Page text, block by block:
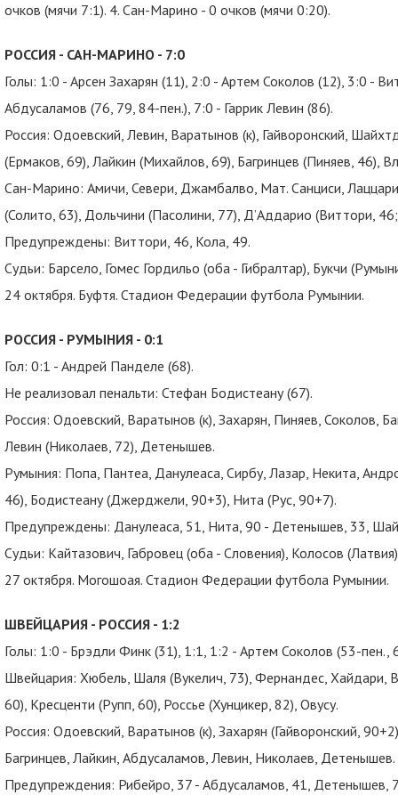
очков (мячи 7:1). 4. Сан-Марино - 0 очков (мячи 0:20).
РОССИЯ - САН-МАРИНО - 7:0
Голы: 1:0 - Арсен Захарян (11), 2:0 - Артем Соколов (12), 3:0 -
Абдусаламов (76, 79, 84-пен.), 7:0 - Гаррик Левин (86).
Россия: Одоевский, Левин, Варатынов (к), Гайворонский,
(Ермаков, 69), Лайкин (Михайлов, 69), Багринцев (Пиняев, 46),
Сан-Марино: Амичи, Севери, Джамбалво, Мат. Санциси,
(Солито, 63), Дольчини (Пасолини, 77), Д’Аддарио (Виттори,
Предупреждены: Виттори, 46, Кола, 49.
Судьи: Барсело, Гомес Гордильо (оба - Гибралтар), Букчи
24 октября. Буфтя. Стадион Федерации футбола Румынии.
РОССИЯ - РУМЫНИЯ - 0:1
Гол: 0:1 - Андрей Панделе (68).
Не реализовал пенальти: Стефан Бодистеану (67).
Россия: Одоевский, Варатынов (к), Захарян, Пиняев, Соколов,
Левин (Николаев, 72), Детенышев.
Румыния: Попа, Пантеа, Данулеаса, Сирбу, Лазар, Некита,
46), Бодистеану (Джерджели, 90+3), Нита (Рус, 90+7).
Предупреждены: Данулеаса, 51, Нита, 90 - Детенышев, 33,
Судьи: Кайтазович, Габровец (оба - Словения), Колосов
27 октября. Могошоая. Стадион Федерации футбола Румынии.
ШВЕЙЦАРИЯ - РОССИЯ - 1:2
Голы: 1:0 - Брэдли Финк (31), 1:1, 1:2 - Артем Соколов (53-пен.,
Швейцария: Хюбель, Шаля (Вукелич, 73), Фернандес, Хайдари,
60), Кресценти (Рупп, 60), Россье (Хунцикер, 82), Овусу.
Россия: Одоевский, Варатынов (к), Захарян (Гайворонский,
Багринцев, Лайкин, Абдусаламов, Левин, Николаев, Детенышев.
Предупреждения: Рибейро, 37 - Абдусаламов, 41, Детенышев,